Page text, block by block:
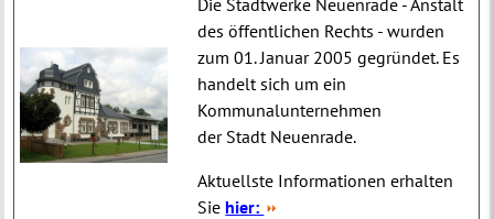
des öffentlichen Rechts - wurden
zum 01. Januar 2005 gegründet. Es
handelt sich um ein
Kommunalunternehmen
der Stadt Neuenrade.
Aktuellste Informationen erhalten
Siehier: